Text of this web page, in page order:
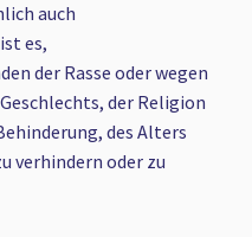
auch
es,
der Rasse oder wegen
der Religion
des Alters
verhindern oder zu